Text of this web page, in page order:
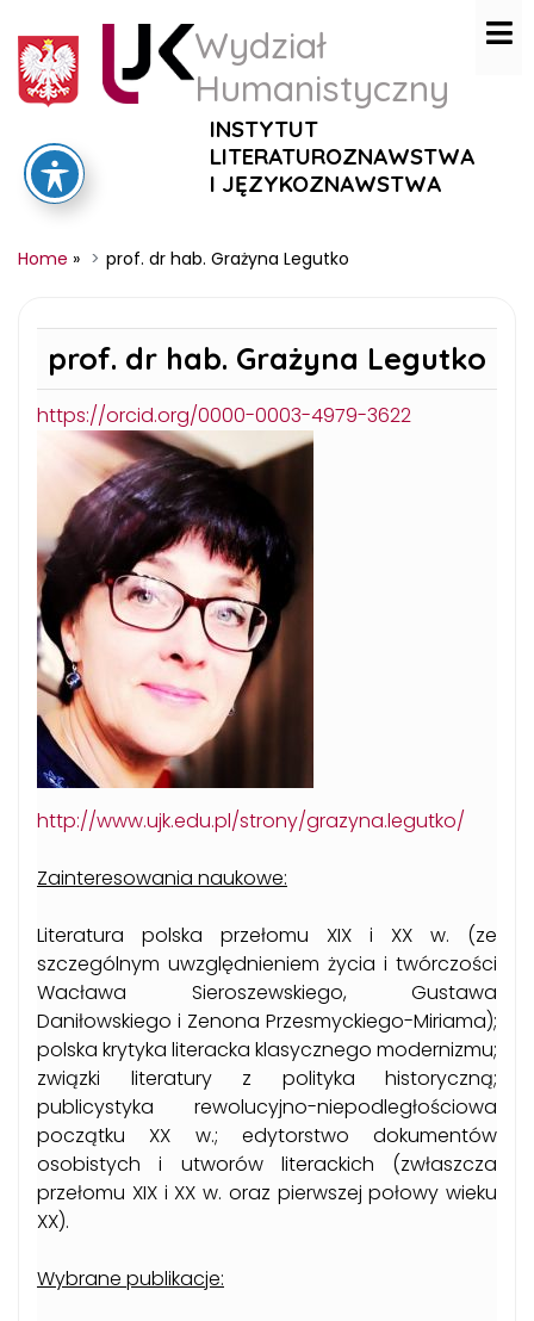
Wydział
Humanistyczny
INSTYTUT
LITERATUROZNAWSTWA
I JĘZYKOZNAWSTWA
Home » prof. dr hab. Grażyna Legutko
prof. dr hab. Grażyna Legutko
https://orcid.org/0000-0003-4979-3622
http://www.ujk.edu.pl/strony/grazyna.legutko/
Zainteresowania naukowe:
Literatura polska przełomu XIX i XX w. (ze
szczególnym uwzględnieniem życia i twórczości
Wacława Sieroszewskiego, Gustawa
Daniłowskiego i Zenona Przesmyckiego-Miriama);
polska krytyka literacka klasycznego modernizmu;
związki literatury z polityka historyczną;
publicystyka rewolucyjno-niepodległościowa
początku XX w.; edytorstwo dokumentów
osobistych i utworów literackich (zwłaszcza
przełomu XIX i XX w. oraz pierwszej połowy wieku
XX).
Wybrane publikacje: